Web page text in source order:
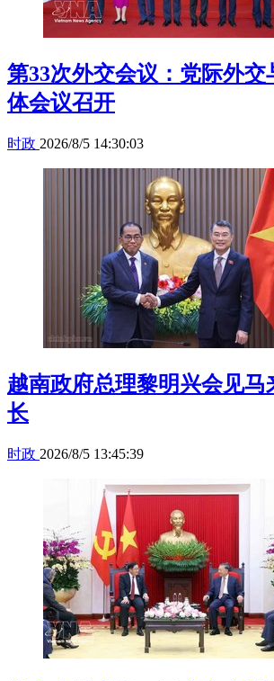
第33次外交会议：党际外交
体会议召开
时政 2026/8/5 14:30:03
越南政府总理黎明兴会见马
长
时政 2026/8/5 13:45:39